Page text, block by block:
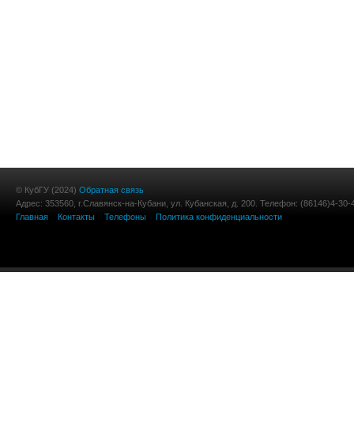
© КубГУ (2024) Обратная связь
Адрес: 353560, г.Славянск-на-Кубани, ул. Кубанская, д. 200. Телефон: (86146)4-30-
Главная
Контакты Телефоны Политика конфиденциальности